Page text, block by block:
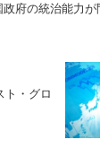
政府の統治能力が
ト・グロ